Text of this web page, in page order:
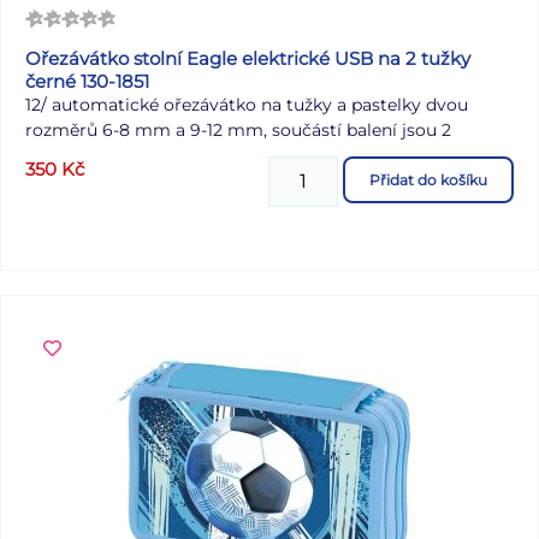
Ořezávátko stolní Eagle elektrické USB na 2 tužky
černé 130-1851
12/ automatické ořezávátko na tužky a pastelky dvou
rozměrů 6-8 mm a 9-12 mm, součástí balení jsou 2
náhradní čepele a USB adaptér, možno i na AA baterie 4
ks (nejsou součástí balení), rozměr 84x72x76mm
350 Kč Přidat do košíku